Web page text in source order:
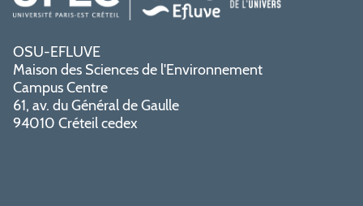
OSU-EFLUVE
Maison des Sciences de l'Environnement
Campus Centre
61, av. du Général de Gaulle
94010 Créteil cedex